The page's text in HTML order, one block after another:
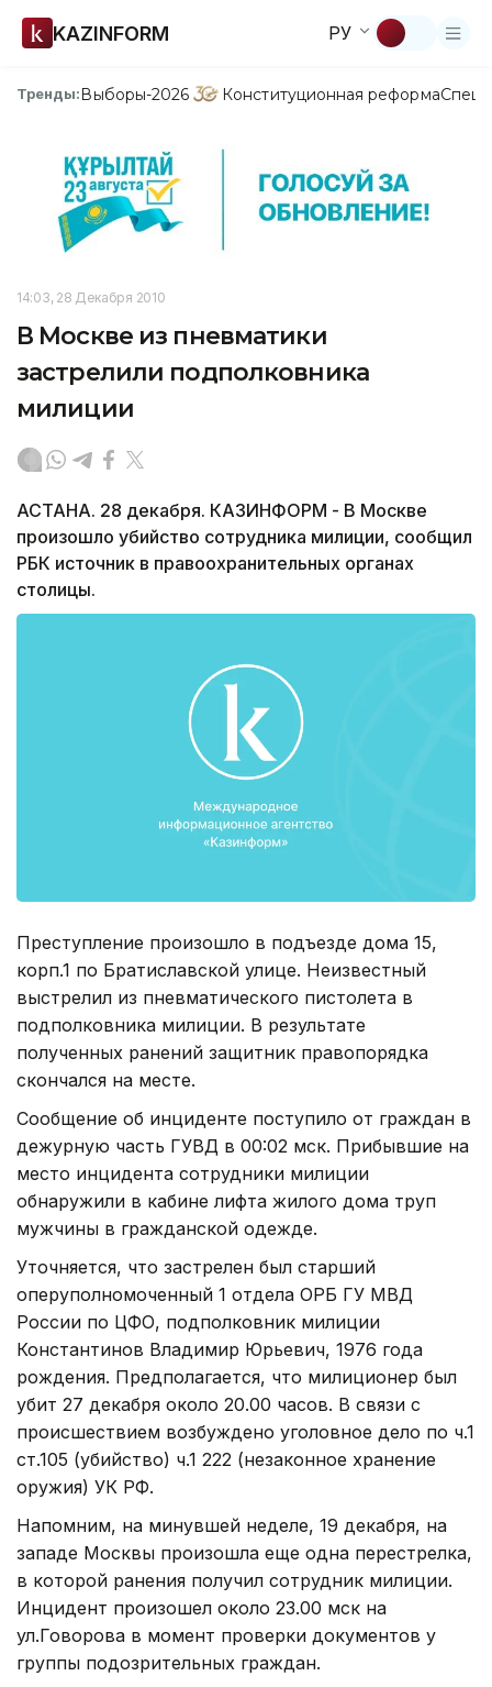
KAZINFORM РУ
Тренды:Выборы-2026 Конституционная реформа
14:03, 28 Декабря 2010
В Москве из пневматики
застрелили подполковника
милиции
АСТАНА. 28 декабря. КАЗИНФОРМ - В Москве
произошло убийство сотрудника милиции, сообщил
РБК источник в правоохранительных органах
столицы.
Преступление произошло в подъезде дома 15,
корп.1 по Братиславской улице. Неизвестный
выстрелил из пневматического пистолета в
подполковника милиции. В результате
полученных ранений защитник правопорядка
скончался на месте.
Сообщение об инциденте поступило от граждан в
дежурную часть ГУВД в 00:02 мск. Прибывшие на
место инцидента сотрудники милиции
обнаружили в кабине лифта жилого дома труп
мужчины в гражданской одежде.
Уточняется, что застрелен был старший
оперуполномоченный 1 отдела ОРБ ГУ МВД
России по ЦФО, подполковник милиции
Константинов Владимир Юрьевич, 1976 года
рождения. Предполагается, что милиционер был
убит 27 декабря около 20.00 часов. В связи с
происшествием возбуждено уголовное дело по ч.1
ст.105 (убийство) ч.1 222 (незаконное хранение
оружия) УК РФ.
Напомним, на минувшей неделе, 19 декабря, на
западе Москвы произошла еще одна перестрелка,
в которой ранения получил сотрудник милиции.
Инцидент произошел около 23.00 мск на
ул.Говорова в момент проверки документов у
группы подозрительных граждан.